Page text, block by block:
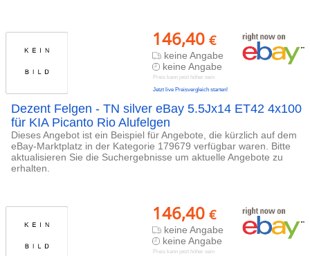
146,40 €
keine Angabe
keine Angabe
Preis kann jetzt höher sein
Jetzt live Preisvergleich starten!
Dezent Felgen - TN silver eBay 5.5Jx14 ET42 4x100
für KIA Picanto Rio Alufelgen
Dieses Angebot ist ein Beispiel für Angebote, die kürzlich auf dem
eBay-Marktplatz in der Kategorie 179679 verfügbar waren. Bitte
aktualisieren Sie die Suchergebnisse um aktuelle Angebote zu
erhalten.
146,40 €
keine Angabe
keine Angabe
Preis kann jetzt höher sein